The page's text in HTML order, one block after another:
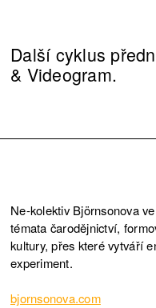
Další cyklus
& Videogram.
Ne-kolektiv Björnsonova
témata čarodějnictví,
kultury, přes které vytváří
experiment.
bjornsonova.com